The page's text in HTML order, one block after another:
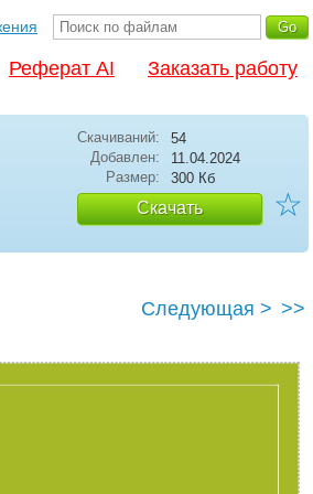
Реферат AI Заказать работу
Скачиваний:
54
Добавлен:
11.04.2024
Размер:
300 Кб
Скачать ☆
Следующая > >>